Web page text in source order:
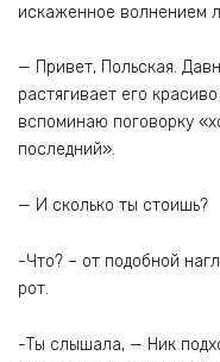
искаженное волнением
— Привет, Польская.
растягивает его
вспоминаю поговорку
последний».
— И сколько ты стоишь?
-Что? – от подобной
рот.
-Ты слышала, — Ник